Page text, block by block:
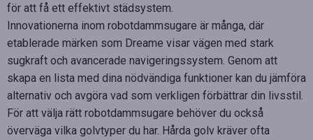
för att få ett effektivt städsystem.
Innovationerna inom robotdammsugare är många, där
etablerade märken som Dreame visar vägen med stark
sugkraft och avancerade navigeringssystem. Genom att
skapa en lista med dina nödvändiga funktioner kan du jämföra
alternativ och avgöra vad som verkligen förbättrar din livsstil.
För att välja rätt robotdammsugare behöver du också
överväga vilka golvtyper du har. Hårda golv kräver ofta